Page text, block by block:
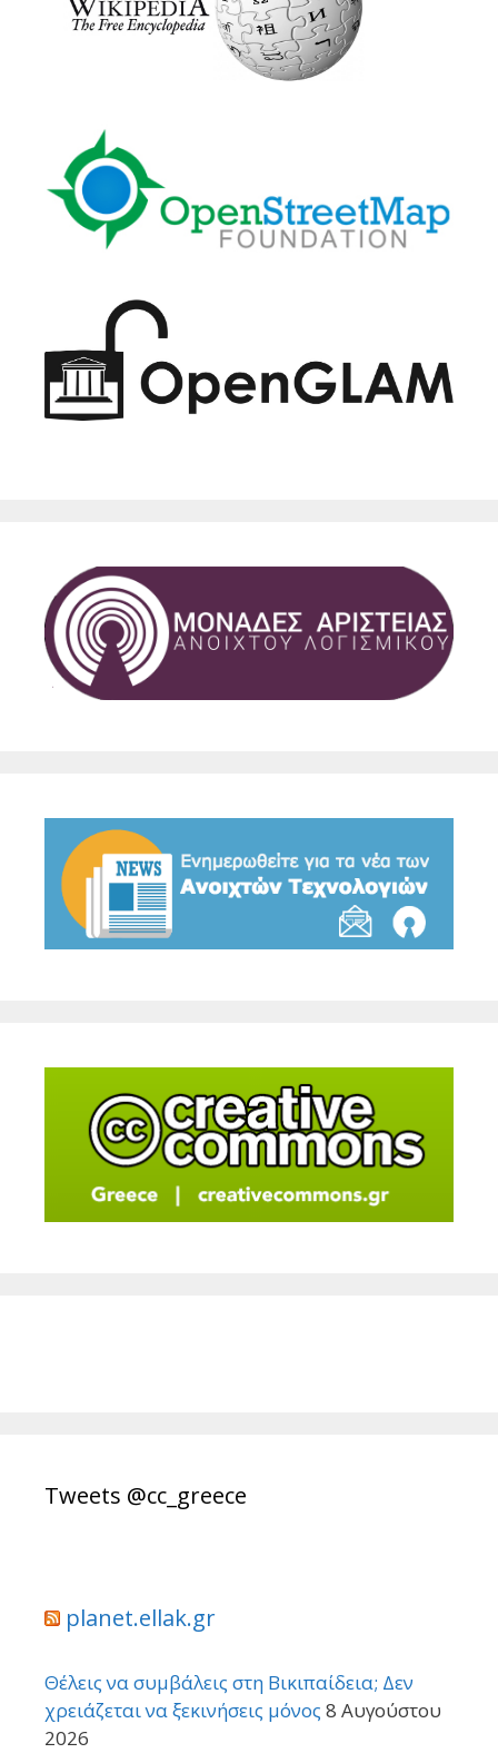
Tweets @cc_greece
planet.ellak.gr
Θέλεις να συμβάλεις στη Βικιπαίδεια; Δεν
χρειάζεται να ξεκινήσεις μόνος 8 Αυγούστου
2026